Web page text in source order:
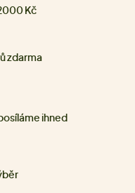
Kč
zdarma
ihned